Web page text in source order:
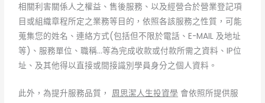
相關利害關係人之權益、售後服務、以及經營合於營業登記項
目或組織章程所定之業務等目的，依照各該服務之性質，可能
蒐集您的姓名、連絡方式(包括但不限於電話、E-MAIL 及地址
等)、服務單位、職稱…等為完成收款或付款所需之資料、IP位
址、及其他得以直接或間接識別學員身分之個人資料。
此外，為提升服務品質， 周思潔人生投資學 會依照所提供服